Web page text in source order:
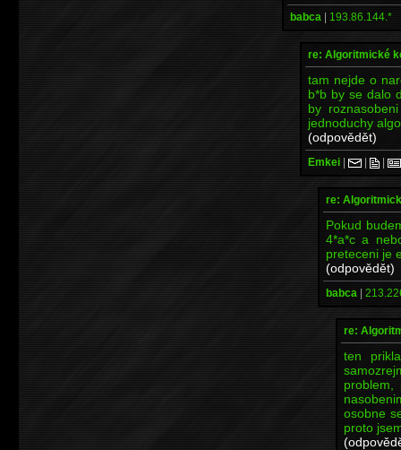
babca | 193.86.144.*
re: Algoritmické
tam nejde o
b*b by se dalo
by
jednoduchy
(odpovědět)
Emkei | | |
re:
Pokud
4*a*c a
preteceni je
(odpovědět)
babca |
re:
ten
problem,
osobne
proto